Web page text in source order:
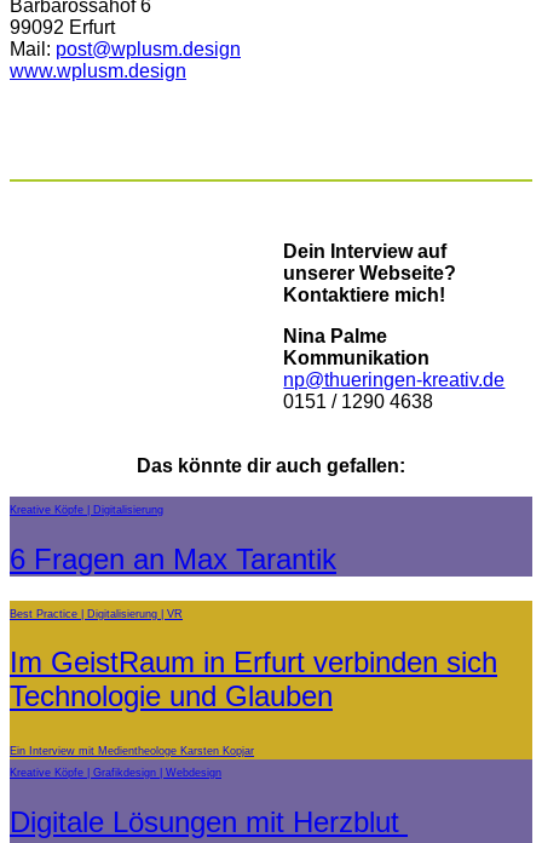
Barbarossahof 6
99092 Erfurt
Mail: post@wplusm.design
www.wplusm.design
Dein Interview auf
unserer Webseite?
Kontaktiere mich!
Nina Palme
Kommunikation
np@thueringen-kreativ.de
0151 / 1290 4638
Das könnte dir auch gefallen:
Kreative Köpfe Digitalisierung
6 Fragen an Max Tarantik
Best Practice Digitalisierung VR
Im GeistRaum in Erfurt verbinden sich
Technologie und Glauben
Ein Interview mit Medientheologe Karsten Kopjar
Kreative Köpfe
Grafikdesign Webdesign
Digitale Lösungen mit Herzblut